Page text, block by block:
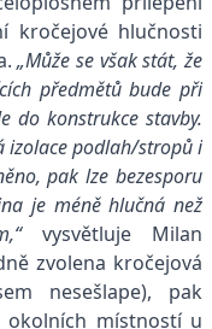
kročejové hlučnosti
„Může se však stát, že
předmětů bude při
do konstrukce stavby.
izolace podlah/stropů i
pak lze bezesporu
je méně hlučná než
vysvětluje Milan
zvolena kročejová
nesešlape), pak
místností u